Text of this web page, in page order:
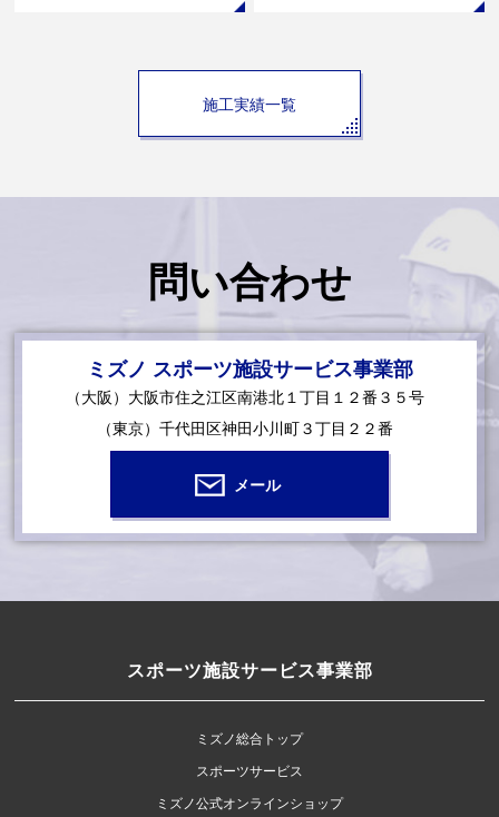
施工実績一覧
問い合わせ
ミズノ スポーツ施設サービス事業部
（大阪）大阪市住之江区南港北１丁目１２番３５号
（東京）千代田区神田小川町３丁目２２番
メール
スポーツ施設サービス事業部
ミズノ総合トップ
スポーツサービス
ミズノ公式オンラインショップ